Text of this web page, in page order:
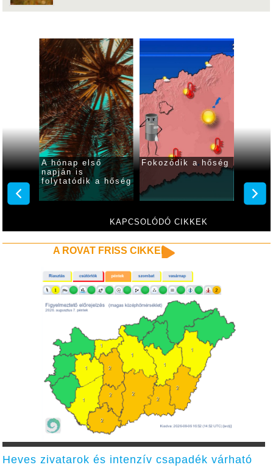
KAPCSOLÓDÓ CIKKEK
A hónap első
napján is
folytatódik a hőség
Fokozódik a hőség
A ROVAT FRISS CIKKEI
Heves zivatarok és intenzív csapadék várható